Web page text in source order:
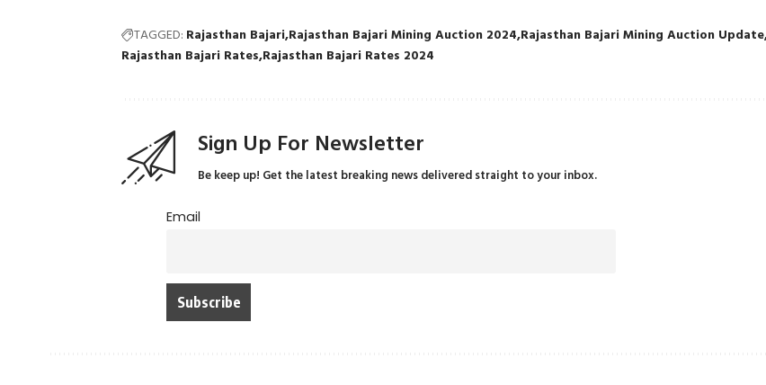
TAGGED: Rajasthan Bajari Rajasthan Bajari Mining Auction 2024 Rajasthan Bajari Mining Auction Update
Rajasthan Bajari Rates Rajasthan Bajari Rates 2024
Sign Up For Newsletter
Be keep up! Get the latest breaking news delivered straight to your inbox.
Email